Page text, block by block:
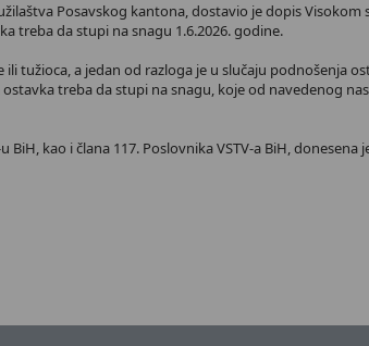
Posavskog kantona, dostavio je dopis
treba da stupi na snagu 1.6.2026. godine.
tužioca, a jedan od razloga je u slučaju podnošenja
treba da stupi na snagu, koje od navedenog
kao i člana 117. Poslovnika VSTV-a BiH,